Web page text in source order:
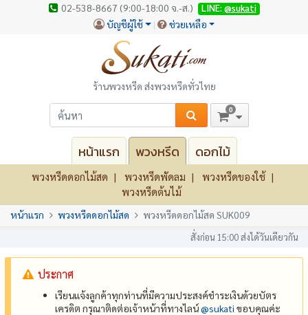
02-538-8667 (9:00-18:00 จ.-ส.) LINE: @sukati
บัญชีผู้ใช้ ช่วยเหลือ
ร้านพวงหรีด ส่งพวงหรีดทั่วไทย
0
หน้าแรก พวงหรีด ดอกไม้
พวงหรีดดอกไม้สด พวงหรีดพัดลม
พวงหรีดของใช้
พวงหรีดต้นไม้
หน้าแรก พวงหรีดดอกไม้สด พวงหรีดดอกไม้สด SUK009
สั่งก่อน 15:00 ส่งได้วันเดียวกัน
ประกาศ
เรียนแจ้งลูกค้าทุกท่านที่มีความประสงค์ชำระเงินด้วยบัตร
เครดิต กรุณาติดต่อเจ้าหน้าที่ทางไลน์@‌sukati ขอบคุณค่ะ